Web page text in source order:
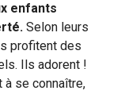
enfants
Selon leurs
profitent des
Ils adorent !
à se connaître,